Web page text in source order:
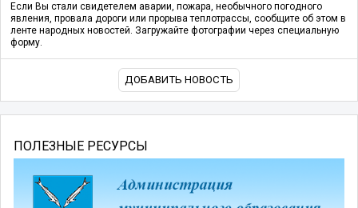
Если Вы стали свидетелем аварии, пожара, необычного погодного
явления, провала дороги или прорыва теплотрассы, сообщите об этом в
ленте народных новостей. Загружайте фотографии через специальную
форму.
ДОБАВИТЬ НОВОСТЬ
ПОЛЕЗНЫЕ РЕСУРСЫ